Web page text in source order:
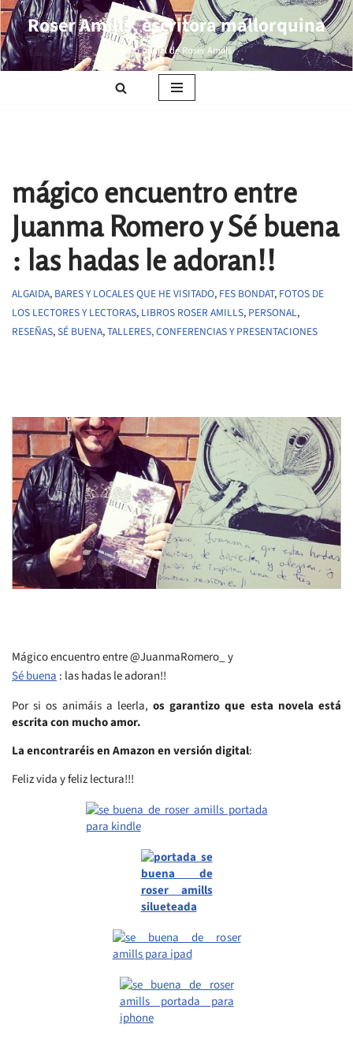
Saltar
al
Roser Amills, escritora mallorquina
Web oficial de Roser Amills
mágico encuentro entre
Juanma Romero y Sé buena
: las hadas le adoran!!
ALGAIDA, BARES Y LOCALES QUE HE VISITADO, FES BONDAT, FOTOS DE
LOS LECTORES Y LECTORAS, LIBROS ROSER AMILLS, PERSONAL,
RESEÑAS,SÉ BUENA,TALLERES, CONFERENCIAS Y PRESENTACIONES
Mágico encuentro entre @JuanmaRomero_ y
Sé buena : las hadas le adoran!!
Por si os animáis a leerla,os garantizo que esta novela está
escrita con mucho amor.
La encontraréis en Amazon en versión digital:
Feliz vida y feliz lectura!!!